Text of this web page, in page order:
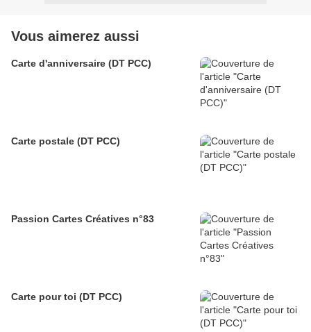
Vous aimerez aussi
Carte d'anniversaire (DT PCC)
Carte postale (DT PCC)
Passion Cartes Créatives n°83
Carte pour toi (DT PCC)